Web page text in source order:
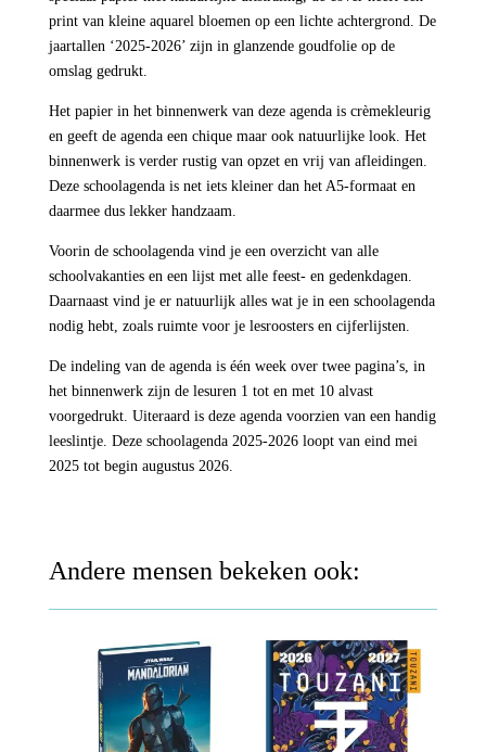
print van kleine aquarel bloemen op een lichte achtergrond. De
jaartallen ‘2025-2026’ zijn in glanzende goudfolie op de
omslag gedrukt.
Het papier in het binnenwerk van deze agenda is crèmekleurig
en geeft de agenda een chique maar ook natuurlijke look. Het
binnenwerk is verder rustig van opzet en vrij van afleidingen.
Deze schoolagenda is net iets kleiner dan het A5-formaat en
daarmee dus lekker handzaam.
Voorin de schoolagenda vind je een overzicht van alle
schoolvakanties en een lijst met alle feest- en gedenkdagen.
Daarnaast vind je er natuurlijk alles wat je in een schoolagenda
nodig hebt, zoals ruimte voor je lesroosters en cijferlijsten.
De indeling van de agenda is één week over twee pagina’s, in
het binnenwerk zijn de lesuren 1 tot en met 10 alvast
voorgedrukt. Uiteraard is deze agenda voorzien van een handig
leeslintje. Deze schoolagenda 2025-2026 loopt van eind mei
2025 tot begin augustus 2026.
Andere mensen bekeken ook: